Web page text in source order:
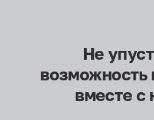
Просмотр
Не
возможность
вместе с